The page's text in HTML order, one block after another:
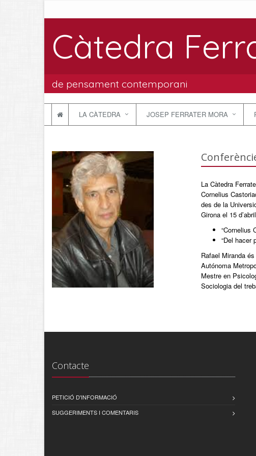
Càtedra
de pensament contemporani
LA CÀTEDRA JOSEP FERRATER MORA
La Càtedra
Cornelius
des de la
Girona el 15
“Cornelius
“Del hacer
Rafael Miranda
Autónoma
Mestre en
Sociologia del
Contacte
PETICIÓ D'INFORMACIÓ
SUGGERIMENTS I COMENTARIS